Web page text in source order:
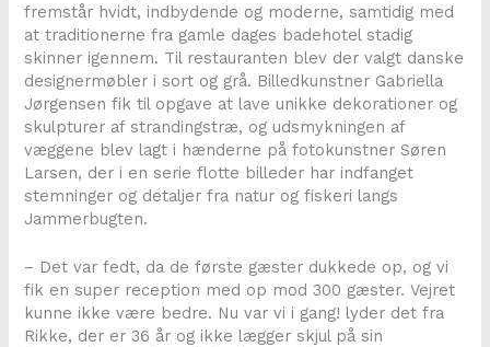
fremstår hvidt, indbydende og moderne, samtidig med
at traditionerne fra gamle dages badehotel stadig
skinner igennem. Til restauranten blev der valgt danske
designermøbler i sort og grå. Billedkunstner Gabriella
Jørgensen fik til opgave at lave unikke dekorationer og
skulpturer af strandingstræ, og udsmykningen af
væggene blev lagt i hænderne på fotokunstner Søren
Larsen, der i en serie flotte billeder har indfanget
stemninger og detaljer fra natur og fiskeri langs
Jammerbugten.
– Det var fedt, da de første gæster dukkede op, og vi
fik en super reception med op mod 300 gæster. Vejret
kunne ikke være bedre. Nu var vi i gang! lyder det fra
Rikke, der er 36 år og ikke lægger skjul på sin